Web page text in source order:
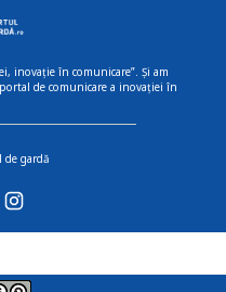
inovație în comunicare”. Și am
de comunicare a inovației în
gardă